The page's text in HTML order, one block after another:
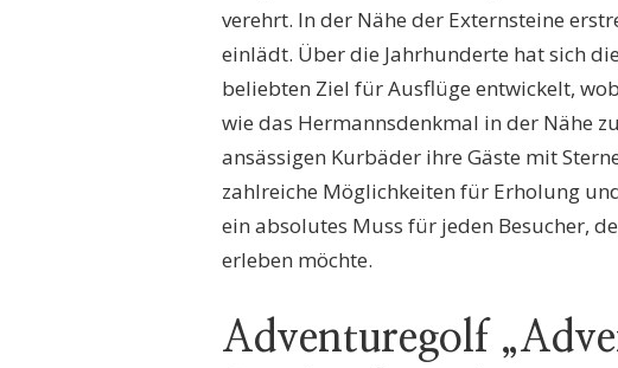
verehrt. In der Nähe der Externsteine
einlädt. Über die Jahrhunderte hat sich
beliebten Ziel für Ausflüge entwickelt,
wie das Hermannsdenkmal in der Nähe
ansässigen Kurbäder ihre Gäste mit
zahlreiche Möglichkeiten für Erholung
ein absolutes Muss für jeden Besucher,
erleben möchte.
Adventuregolf